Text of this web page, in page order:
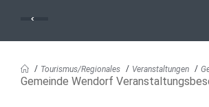
Tourismus/Regionales Veranstaltungen
Gemeinde Wendorf